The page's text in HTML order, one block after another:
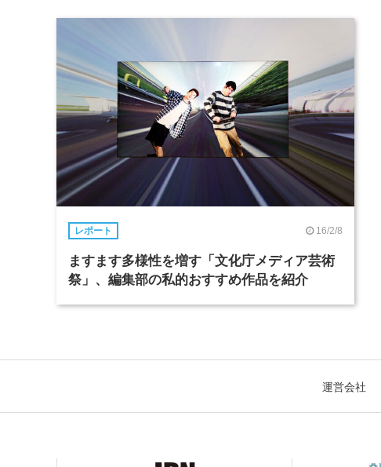
レポート 16/2/8
ますます多様性を増す「文化庁メディア芸術
祭」、編集部の私的おすすめ作品を紹介
運営会社